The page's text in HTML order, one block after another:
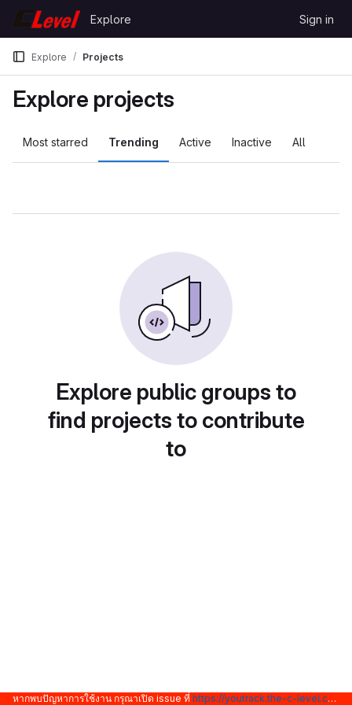
Skip to content
GitLab
Explore Sign in
Explore Projects
Explore projects
Most starred Trending Active Inactive All
Explore public groups to
find projects to contribute
to
หากพบปัญหาการใช้งาน กรุณาเปิด issue ที่ https://youtrack.the-c-level.com